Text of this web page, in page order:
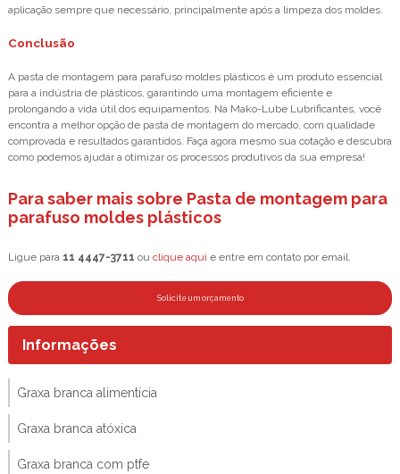
aplicação sempre que necessário, principalmente após a limpeza dos moldes.
Conclusão
A pasta de montagem para parafuso moldes plásticos é um produto essencial
para a indústria de plásticos, garantindo uma montagem eficiente e
prolongando a vida útil dos equipamentos. Na Mako-Lube Lubrificantes, você
encontra a melhor opção de pasta de montagem do mercado, com qualidade
comprovada e resultados garantidos. Faça agora mesmo sua cotação e descubra
como podemos ajudar a otimizar os processos produtivos da sua empresa!
Para saber mais sobre Pasta de montagem para
parafuso moldes plásticos
Ligue para 11 4447-3711 ou clique aqui e entre em contato por email.
Solicite um orçamento
Informações
Graxa branca alimentícia
Graxa branca atóxica
Graxa branca com ptfe